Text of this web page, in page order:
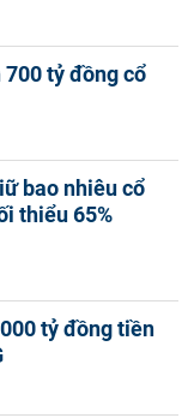
tỷ đồng cổ
bao nhiêu cổ
thiểu 65%
tỷ đồng tiền